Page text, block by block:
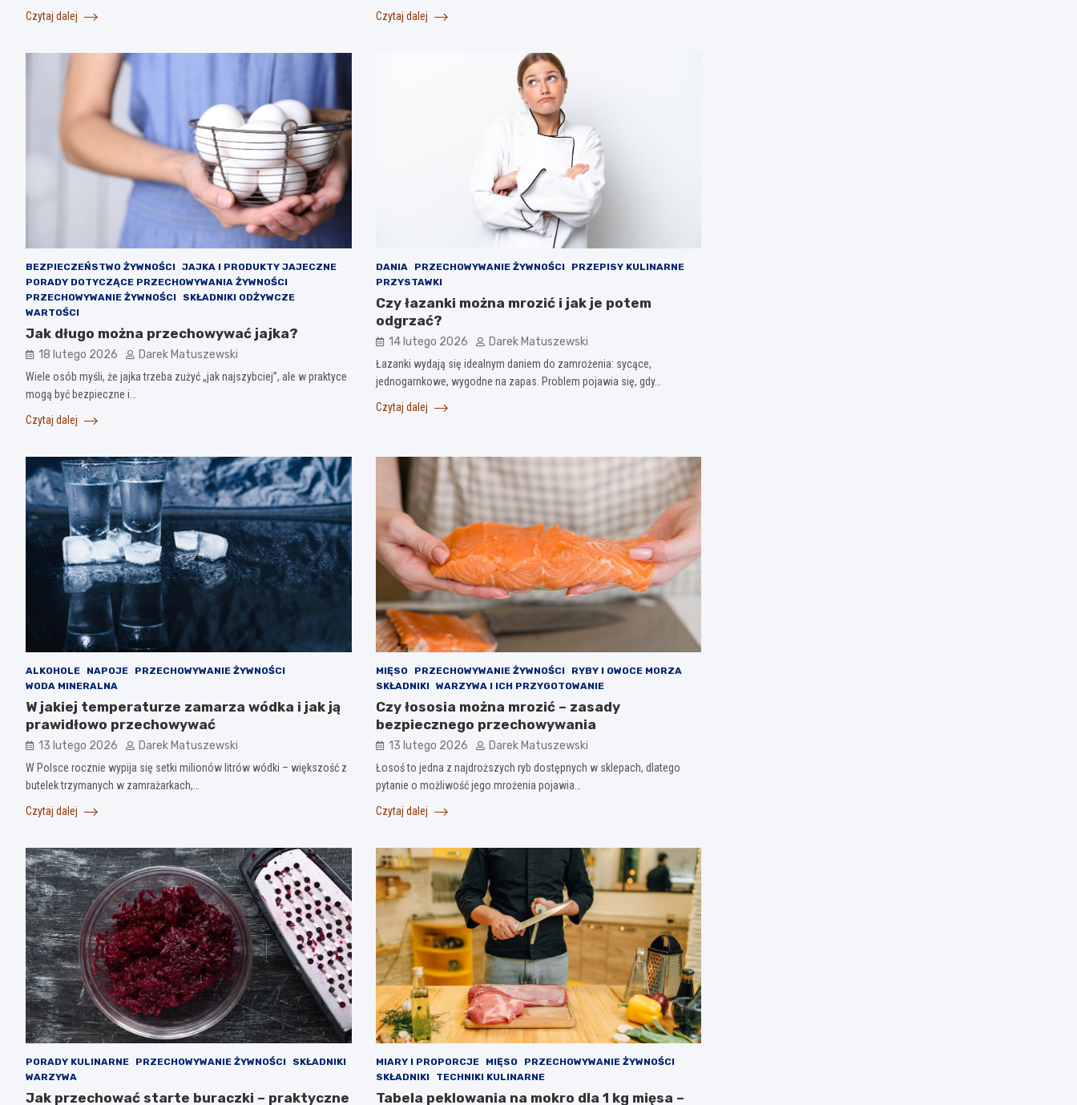
Czytaj dalej
Czytaj dalej
BEZPIECZEŃSTWO ŻYWNOŚCI
JAJKA I PRODUKTY JAJECZNE
PORADY DOTYCZĄCE PRZECHOWYWANIA ŻYWNOŚCI
PRZECHOWYWANIE ŻYWNOŚCI
SKŁADNIKI ODŻYWCZE
WARTOŚCI
Jak długo można przechowywać jajka?
18 lutego 2026 Darek Matuszewski
Wiele osób myśli, że jajka trzeba zużyć „jak najszybciej”, ale w praktyce
mogą być bezpieczne i…
Czytaj dalej
DANIA PRZECHOWYWANIE ŻYWNOŚCI
PRZEPISY KULINARNE
PRZYSTAWKI
Czy łazanki można mrozić i jak je potem
odgrzać?
14 lutego 2026 Darek Matuszewski
Łazanki wydają się idealnym daniem do zamrożenia: sycące,
jednogarnkowe, wygodne na zapas. Problem pojawia się, gdy…
Czytaj dalej
ALKOHOLE NAPOJE
PRZECHOWYWANIE ŻYWNOŚCI
WODA MINERALNA
W jakiej temperaturze zamarza wódka i jak ją
prawidłowo przechowywać
13 lutego 2026 Darek Matuszewski
W Polsce rocznie wypija się setki milionów litrów wódki – większość z
butelek trzymanych w zamrażarkach,…
Czytaj dalej
MIĘSO PRZECHOWYWANIE ŻYWNOŚCI
RYBY I OWOCE MORZA
SKŁADNIKI
WARZYWA I ICH PRZYGOTOWANIE
Czy łososia można mrozić – zasady
bezpiecznego przechowywania
13 lutego 2026 Darek Matuszewski
Łosoś to jedna z najdroższych ryb dostępnych w sklepach, dlatego
pytanie o możliwość jego mrożenia pojawia…
Czytaj dalej
PORADY KULINARNE PRZECHOWYWANIE ŻYWNOŚCI
SKŁADNIKI
WARZYWA
Jak przechować starte buraczki – praktyczne
MIARY I PROPORCJE MIĘSO
PRZECHOWYWANIE ŻYWNOŚCI
SKŁADNIKI
TECHNIKI KULINARNE
Tabela peklowania na mokro dla 1 kg mięsa –